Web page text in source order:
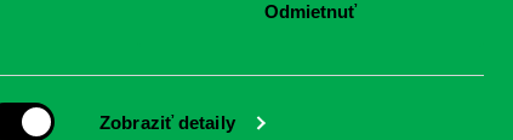
Zobraziť detaily
Odmietnuť
podujatia